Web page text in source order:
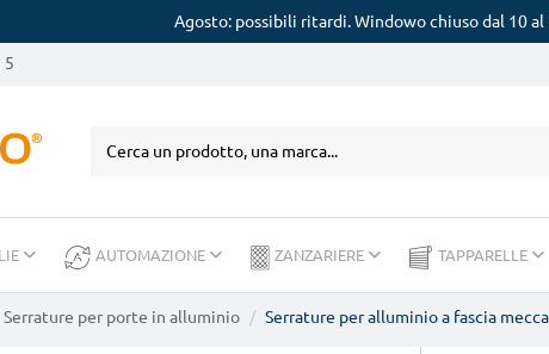
Agosto: possibili ritardi. Windowo chiuso dal 10 al
5
AUTOMAZIONE ZANZARIERE TAPPARELLE
Serrature per porte in alluminio Serrature per alluminio a fascia